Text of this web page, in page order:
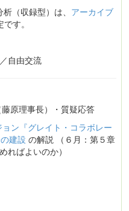
（収録型）は、 アーカイブ
す。
自由交流
原理事長）・質疑応答
ン『グレイト・コラボレー
建設 の解説 （６月：第５章
ればよいのか）